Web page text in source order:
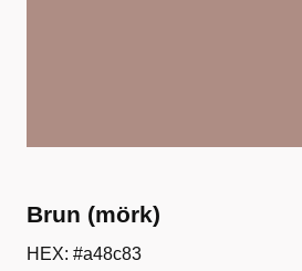
Brun (mörk)
HEX: #a48c83